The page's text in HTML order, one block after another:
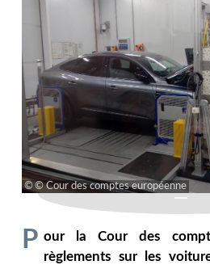
© Cour des comptes européenne
P our la Cour des
règlements sur les